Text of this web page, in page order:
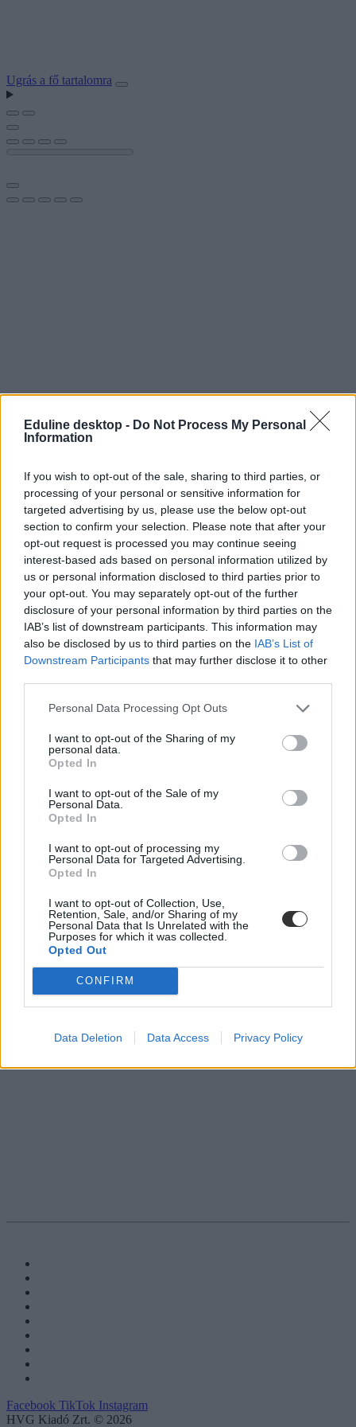
Eduline desktop - Do Not Process My Personal
Information
If you wish to opt-out of the sale, sharing to third parties, or
processing of your personal or sensitive information for
targeted advertising by us, please use the below opt-out
section to confirm your selection. Please note that after your
opt-out request is processed you may continue seeing
interest-based ads based on personal information utilized by
us or personal information disclosed to third parties prior to
your opt-out. You may separately opt-out of the further
disclosure of your personal information by third parties on the
IAB’s list of downstream participants. This information may
also be disclosed by us to third parties on the IAB’s List of
Downstream Participants that may further disclose it to other
Personal Data Processing Opt Outs
I want to opt-out of the Sharing of my
personal data.
Opted In
I want to opt-out of the Sale of my
Personal Data.
Opted In
I want to opt-out of processing my
Personal Data for Targeted Advertising.
Opted In
I want to opt-out of Collection, Use,
Retention, Sale, and/or Sharing of my
Personal Data that Is Unrelated with the
Purposes for which it was collected.
Opted Out
CONFIRM
Data Deletion Data Access Privacy Policy
Ugrás a fő tartalomra
#óvoda-iskola átmenet
„Fontos, hogy az óvoda–iskola átmenetet a gyerek
szükségleteihez igazítsuk” – Lannert Judit szerint a
45 perces kötelező felkészítés helyett alternatív
megoldásokra van szükség
Lannert Judit a meghallgatásán arról beszélt, hogy a
koragyermekkori nevelés területe az elmúlt években
elhanyagolódott, miközben számos későbbi hátrány már ebben az
lesz az óvodai nevelés országos alapprogramjának és személyi
Közoktatás
Palotás Zsuzsanna
Szakmai egyeztetést tartott Balatoni Katalin a
szeptemberben induló iskolaelőkészítő fejlesztésekről
sikeres óvoda-iskola átmenet kérdésében.
Közoktatás
Eduline/MTI
Facebook TikTok Instagram
HVG Kiadó Zrt. © 2026